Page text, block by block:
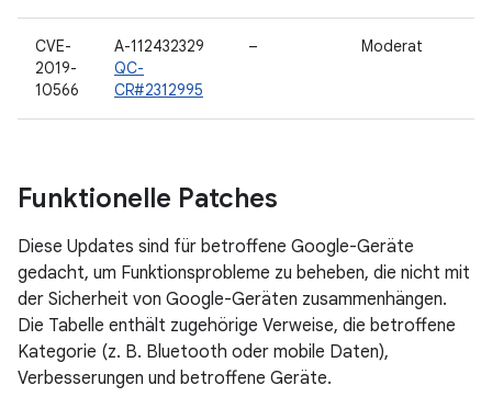
CVE-
2019-
10566
A-112432329
QC-
CR#2312995
– Moderat
Funktionelle Patches
Diese Updates sind für betroffene Google-Geräte
gedacht, um Funktionsprobleme zu beheben, die nicht mit
der Sicherheit von Google-Geräten zusammenhängen.
Die Tabelle enthält zugehörige Verweise, die betroffene
Kategorie (z. B. Bluetooth oder mobile Daten),
Verbesserungen und betroffene Geräte.